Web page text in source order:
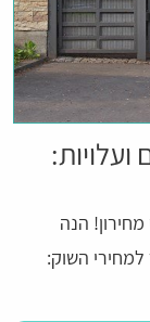
הנה
השוק: